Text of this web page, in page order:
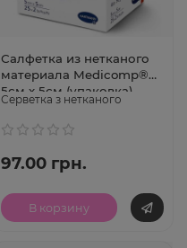
Салфетка из нетканого
материала Medicomp®
5см х 5см (упаковка)
Серветка з нетканого
97.00 грн.
В корзину